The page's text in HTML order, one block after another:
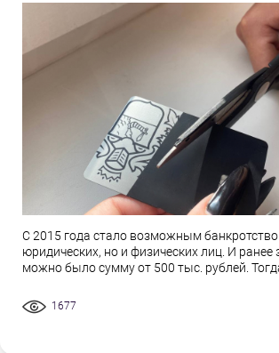
С 2015 года стало возможным банкротство
юридических, но и физических лиц. И ранее
можно было сумму от 500 тыс. рублей.
1677